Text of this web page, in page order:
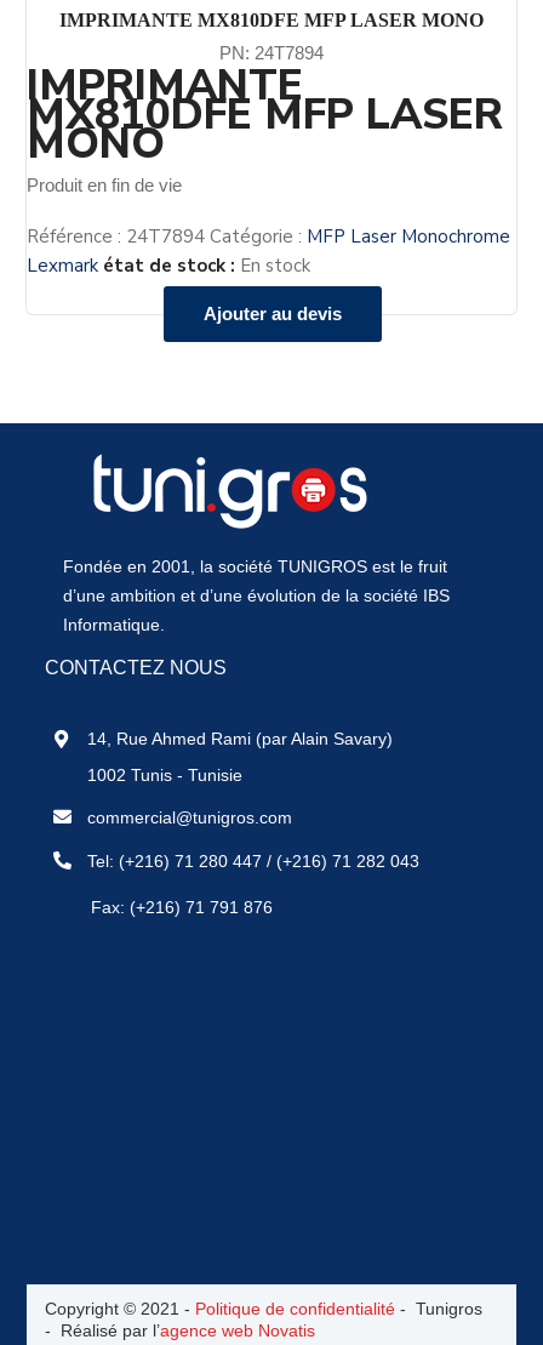
IMPRIMANTE MX810DFE MFP LASER MONO
PN: 24T7894
Ajouter au devis
IMPRIMANTE
MX810DFE MFP LASER
MONO
Produit en fin de vie
Référence : 24T7894 Catégorie : MFP Laser Monochrome
Lexmark état de stock : En stock
Fondée en 2001, la société TUNIGROS est le fruit
d’une ambition et d’une évolution de la société IBS
Informatique.
CONTACTEZ NOUS
14, Rue Ahmed Rami (par Alain Savary)
1002 Tunis - Tunisie
commercial@tunigros.com
Tel:(+216) 71 280 447 /(+216) 71 282 043
Fax: (+216) 71 791 876
Copyright © 2021 - Politique de confidentialité- Tunigros
- Réalisé par l’agence web Novatis